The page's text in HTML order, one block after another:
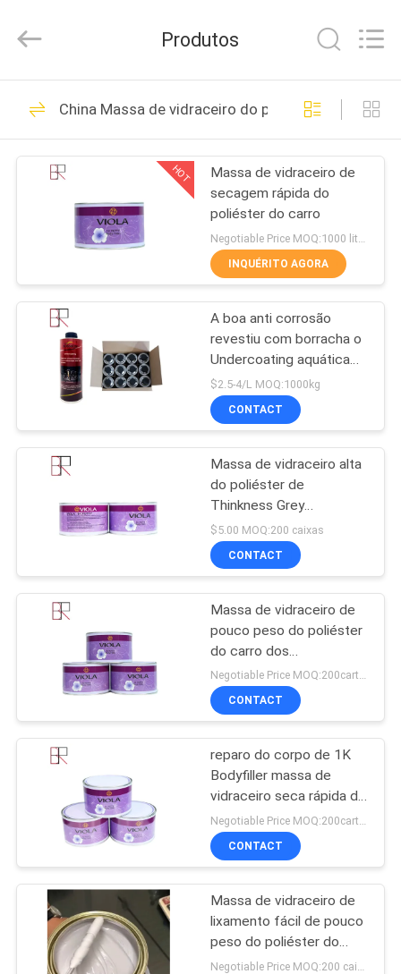
CASA
PRODUTOS
SOBRE
EXCURSÃO
FÁBRICA
DA
QUALIDADE
CONTACTE-
NOTÍCIA
PEÇA
CITAÇÕES
PRIVACY
POLICY
Bangrong
Automotive
All
Reserved.
Developed
ECER
Pintura de repintura
automotiva
60
automotivo refinish
a pintura
32
Pintura de Auto
Pintura metálica do
carro
51
Pintura misturada
pronta do carro
28
Produtos
China Massa de vidraceiro do poliéster do carro
HOT
Massa de vidraceiro de
secagem rápida do
poliéster do carro
Negotiable Price MOQ:1000 litros
INQUÉRITO AGORA
A boa anti corrosão
revestiu com borracha o
Undercoating aquática
do Undercoating
$2.5-4/L MOQ:1000kg
CONTACT
Massa de vidraceiro alta
do poliéster de
Thinkness Grey
Unsaturated Polyester
Resin Car
$5.00 MOQ:200 caixas
CONTACT
Massa de vidraceiro de
pouco peso do poliéster
do carro dos
componentes do Bi de
BPO Bodyfiller
Negotiable Price MOQ:200cartons
CONTACT
reparo do corpo de 1K
Bodyfiller massa de
vidraceiro seca rápida do
poliéster do carro do
auto
Negotiable Price MOQ:200cartons
CONTACT
Massa de vidraceiro de
lixamento fácil de pouco
peso do poliéster do
carro de Bodyfiller da